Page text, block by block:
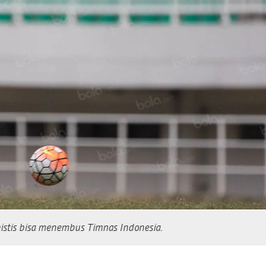
bisa menembus Timnas Indonesia.